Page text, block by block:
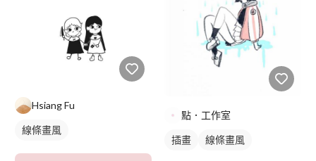
Hsiang Fu
線條畫風
點．工作室
插畫 線條畫風